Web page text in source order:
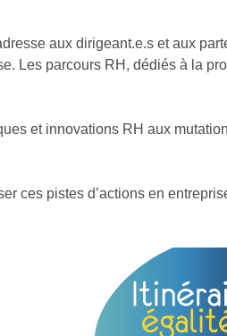
aux dirigeant.e.s et aux
Les parcours RH, dédiés à la
et innovations RH aux
ces pistes d’actions en